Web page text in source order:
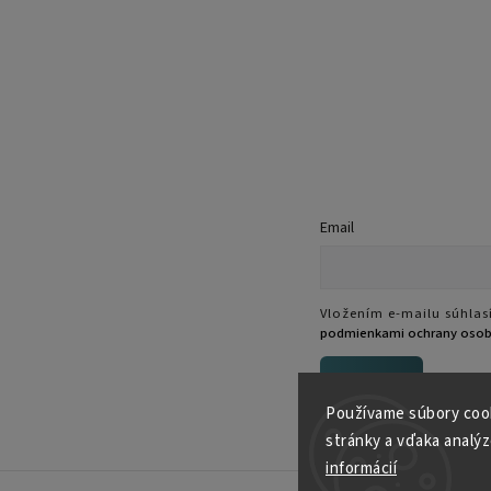
Používame súbory
stránky a vďaka
informácií
Email
Vložením e-mailu
podmienkami ochrany